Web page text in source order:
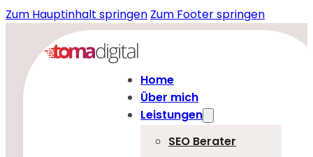
Zum Hauptinhalt springen Zum Footer springen
Home
Über mich
Leistungen
SEO Berater